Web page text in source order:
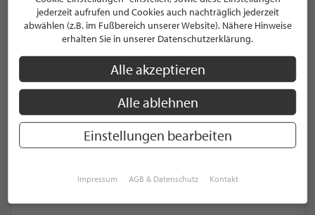
E-Mail Adresse *
Kommentar *
jederzeit aufrufen und Cookies auch nachträglich jederzeit
abwählen (z.B. im Fußbereich unserer Website). Nähere Hinweise
erhalten Sie in unserer Datenschutzerklärung.
Alle akzeptieren
Alle ablehnen
Einstellungen bearbeiten
Impressum AGB & Datenschutz Kontakt